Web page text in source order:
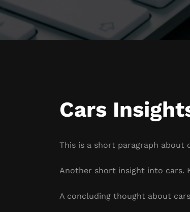
Cars
This is a short paragraph about
Another short insight into cars.
A concluding thought about